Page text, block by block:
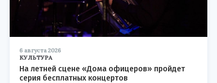
6 августа 2026
КУЛЬТУРА
На летней сцене «Дома офицеров» пройдет
серия бесплатных концертов